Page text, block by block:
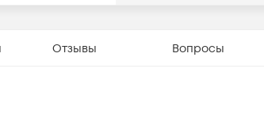
Отзывы Вопросы